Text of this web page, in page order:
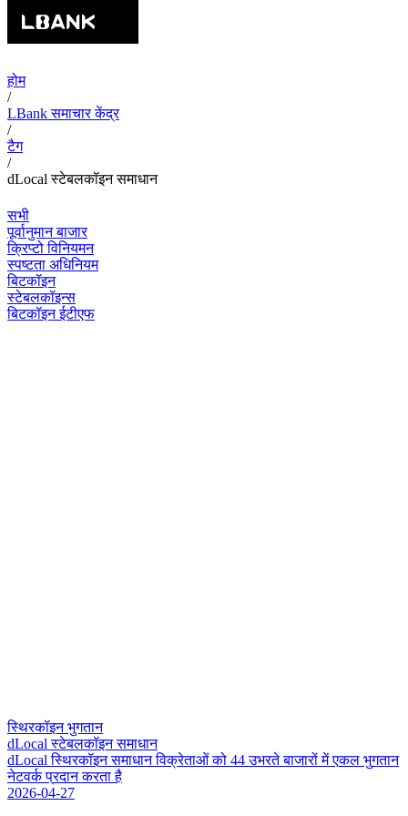
होम
/
LBank समाचार केंद्र
/
टैग
/
dLocal स्टेबलकॉइन समाधान
सभी
पूर्वानुमान बाजार
क्रिप्टो विनियमन
स्पष्टता अधिनियम
बिटकॉइन
स्टेबलकॉइन्स
बिटकॉइन ईटीएफ
स्थिरकॉइन भुगतान
dLocal स्टेबलकॉइन समाधान
dLocal सरकइन समधन वकरतओ क 44 उभरत बजर म एकल भगतन
नटवर परदन करत ह
2026-04-27